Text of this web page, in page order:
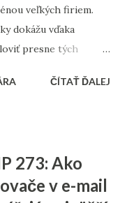
veľkých firiem.
dokážu vďaka
presne tých
pri menšom
alebo len z vášho
čo ľudia hľadajú.
ČÍTAŤ ĎALEJ
273: Ako
v e-mail